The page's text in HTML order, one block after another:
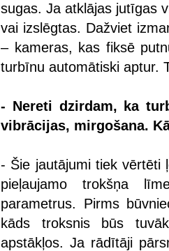
sugas. Ja atklājas jutīgas
vai izslēgtas. Dažviet
– kameras, kas fiksē
turbīnu automātiski aptur.
- Nereti dzirdam, ka
vibrācijas, mirgošana.
- Šie jautājumi tiek vērtēti
pieļaujamo trokšņa
parametrus. Pirms
kāds troksnis būs
apstākļos. Ja rādītāji